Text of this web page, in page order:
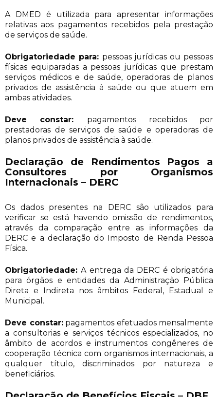
A DMED é utilizada para apresentar informações
relativas aos pagamentos recebidos pela prestação
de serviços de saúde.
Obrigatoriedade para: pessoas jurídicas ou pessoas
físicas equiparadas a pessoas jurídicas que prestam
serviços médicos e de saúde, operadoras de planos
privados de assistência à saúde ou que atuem em
ambas atividades.
Deve constar: pagamentos recebidos por
prestadoras de serviços de saúde e operadoras de
planos privados de assistência à saúde.
Declaração de Rendimentos Pagos a
Consultores por Organismos
Internacionais – DERC
Os dados presentes na DERC são utilizados para
verificar se está havendo omissão de rendimentos,
através da comparação entre as informações da
DERC e a declaração do Imposto de Renda Pessoa
Física.
Obrigatoriedade:A entrega da DERC é obrigatória
para órgãos e entidades da Administração Pública
Direta e Indireta nos âmbitos Federal, Estadual e
Municipal.
Deve constar:pagamentos efetuados mensalmente
a consultorias e serviços técnicos especializados, no
âmbito de acordos e instrumentos congêneres de
cooperação técnica com organismos internacionais, a
qualquer título, discriminados por natureza e
beneficiários.